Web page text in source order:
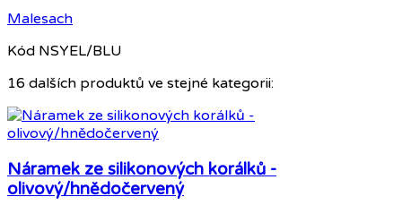
Malesach
Kód NSYEL/BLU
16 dalších produktů ve stejné kategorii:
Náramek ze silikonových korálků -
olivový/hnědočervený